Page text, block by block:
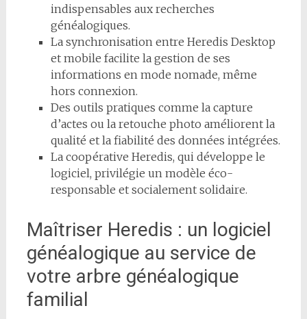
indispensables aux recherches
généalogiques.
La synchronisation entre Heredis Desktop
et mobile facilite la gestion de ses
informations en mode nomade, même
hors connexion.
Des outils pratiques comme la capture
d’actes ou la retouche photo améliorent la
qualité et la fiabilité des données intégrées.
La coopérative Heredis, qui développe le
logiciel, privilégie un modèle éco-
responsable et socialement solidaire.
Maîtriser Heredis : un logiciel
généalogique au service de
votre arbre généalogique
familial